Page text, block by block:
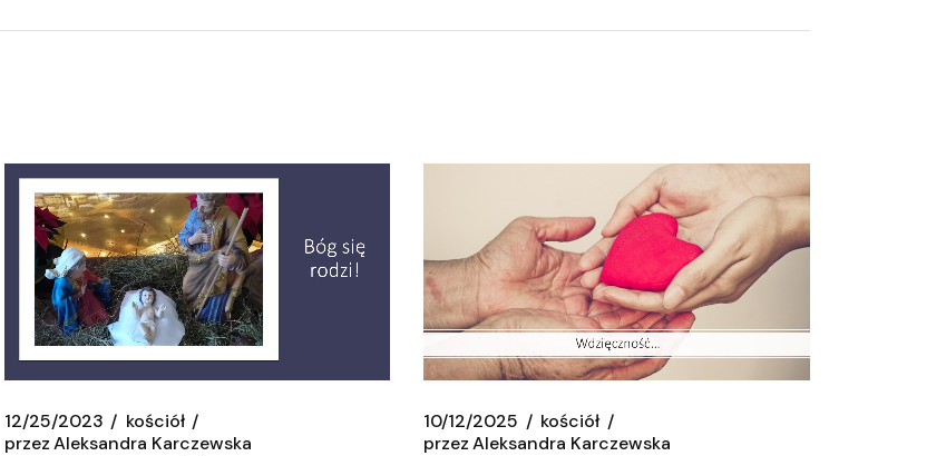
12/25/2023
kościół
przezAleksandra Karczewska
10/12/2025
kościół
przez Aleksandra Karczewska